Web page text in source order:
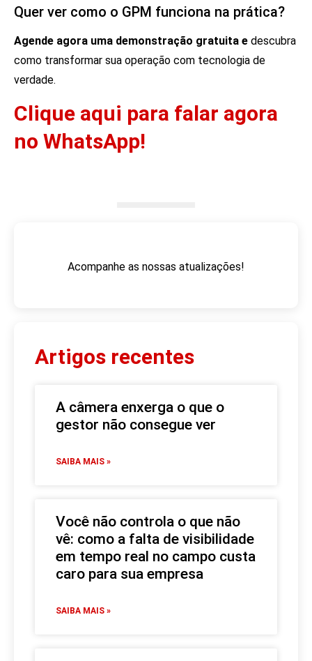
Quer ver como o GPM funciona na prática?
Agende agora uma demonstração gratuita e descubra
como transformar sua operação com tecnologia de
verdade.
Clique aqui para falar agora
no WhatsApp!
Acompanhe as nossas atualizações!
Artigos recentes
A câmera enxerga o que o
gestor não consegue ver
SAIBA MAIS »
Você não controla o que não
vê: como a falta de visibilidade
em tempo real no campo custa
caro para sua empresa
SAIBA MAIS »